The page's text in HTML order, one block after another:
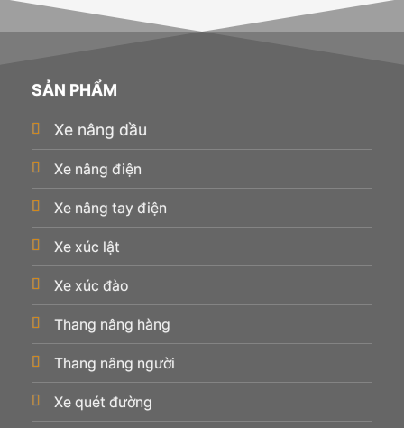
SẢN PHẨM
Xe nâng dầu
Xe nâng điện
Xe nâng tay điện
Xe xúc lật
Xe xúc đào
Thang nâng hàng
Thang nâng người
Xe quét đường